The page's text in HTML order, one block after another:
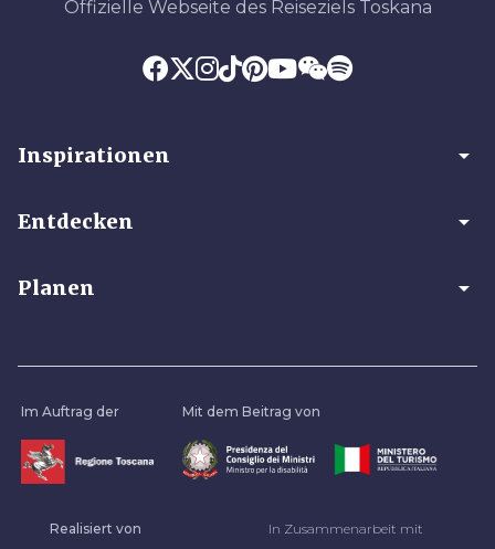
Offizielle Webseite des Reiseziels Toskana
Inspirationen arrow_drop_down
Entdecken arrow_drop_down
Planen arrow_drop_down
Im Auftrag der Mit dem Beitrag von
Realisiert von In Zusammenarbeit mit